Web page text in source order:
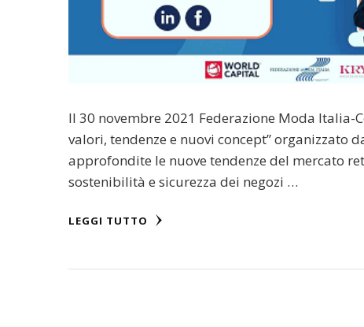
Il 30 novembre 2021 Federazione Moda Italia-
valori, tendenze e nuovi concept” organizzato
approfondite le nuove tendenze del mercato
sostenibilità e sicurezza dei negozi …
LEGGI TUTTO